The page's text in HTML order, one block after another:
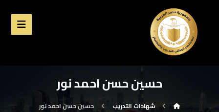
حسين حسن احمد نور
شهادات التدريب حسين حسن احمد نور